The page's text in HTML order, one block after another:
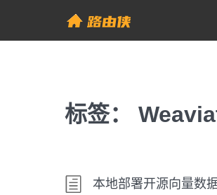
content
帮助中心 - 路
标签：
本地部署开源向量数